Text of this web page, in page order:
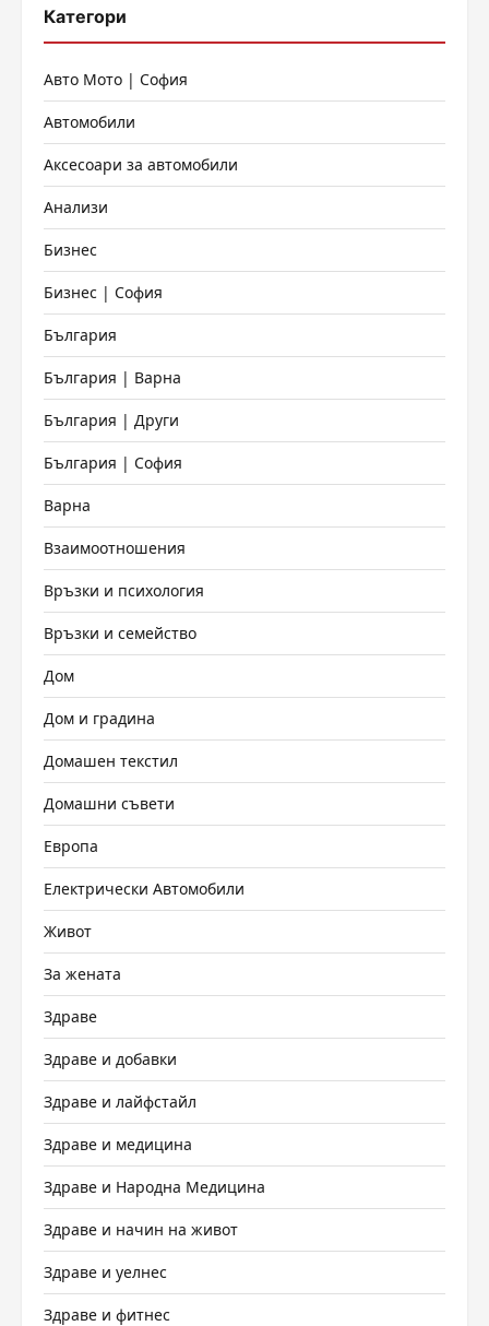
Категори
Авто Мото | София
Автомобили
Аксесоари за автомобили
Анализи
Бизнес
Бизнес | София
България
България | Варна
България | Други
България | София
Варна
Взаимоотношения
Връзки и психология
Връзки и семейство
Дом
Дом и градина
Домашен текстил
Домашни съвети
Европа
Електрически Автомобили
Живот
За жената
Здраве
Здраве и добавки
Здраве и лайфстайл
Здраве и медицина
Здраве и Народна Медицина
Здраве и начин на живот
Здраве и уелнес
Здраве и фитнес